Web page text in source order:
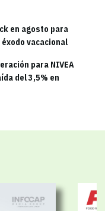
en agosto para
vacacional
para NIVEA
del 3,5% en